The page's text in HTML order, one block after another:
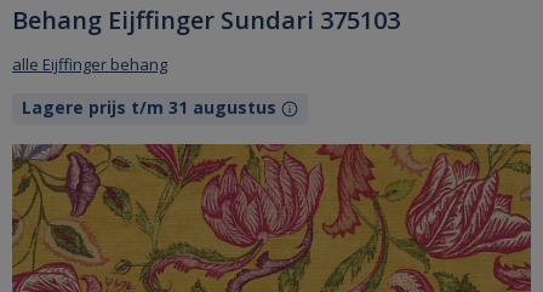
Behang Eijffinger Sundari 375103
alle Eijffinger behang
Lagere prijs t/m 31 augustus